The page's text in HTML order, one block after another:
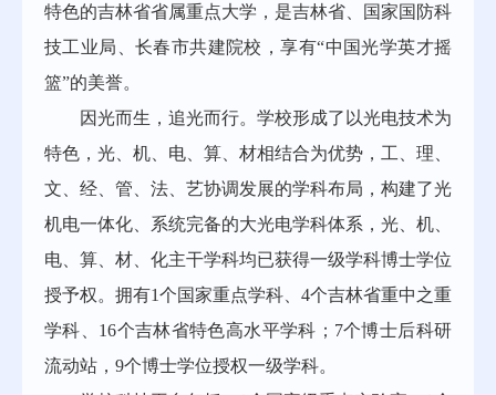
特色的吉林省省属重点大学，是吉林省、国家国防科
技工业局、长春市共建院校，享有“中国光学英才摇
篮”的美誉。
因光而生，追光而行。学校形成了以光电技术为
特色，光、机、电、算、材相结合为优势，工、理、
文、经、管、法、艺协调发展的学科布局，构建了光
机电一体化、系统完备的大光电学科体系，光、机、
电、算、材、化主干学科均已获得一级学科博士学位
授予权。拥有1个国家重点学科、4个吉林省重中之重
学科、16个吉林省特色高水平学科；7个博士后科研
流动站，9个博士学位授权一级学科。